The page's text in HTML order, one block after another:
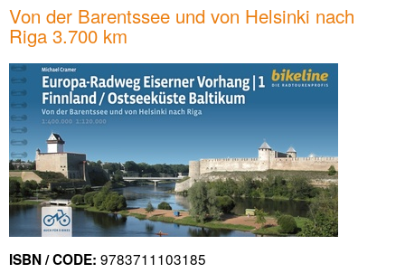
Von der Barentssee und von Helsinki nach
Riga 3.700 km
ISBN / CODE: 9783711103185